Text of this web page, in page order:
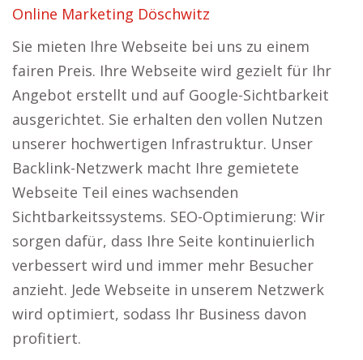
Online Marketing Döschwitz
Sie mieten Ihre Webseite bei uns zu einem
fairen Preis. Ihre Webseite wird gezielt für Ihr
Angebot erstellt und auf Google-Sichtbarkeit
ausgerichtet. Sie erhalten den vollen Nutzen
unserer hochwertigen Infrastruktur. Unser
Backlink-Netzwerk macht Ihre gemietete
Webseite Teil eines wachsenden
Sichtbarkeitssystems. SEO-Optimierung: Wir
sorgen dafür, dass Ihre Seite kontinuierlich
verbessert wird und immer mehr Besucher
anzieht. Jede Webseite in unserem Netzwerk
wird optimiert, sodass Ihr Business davon
profitiert.